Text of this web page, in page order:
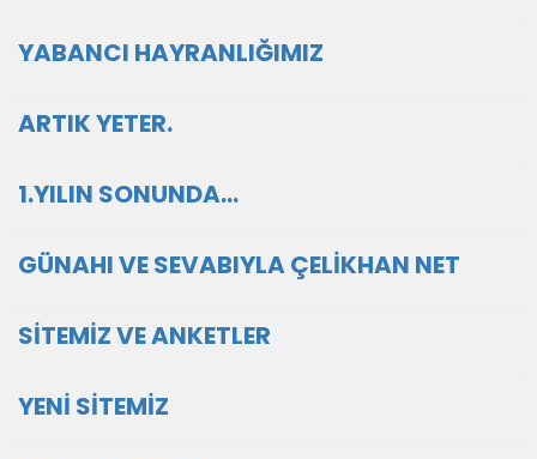
YABANCI HAYRANLIĞIMIZ
ARTIK YETER.
1.YILIN SONUNDA...
GÜNAHI VE SEVABIYLA ÇELİKHAN NET
SİTEMİZ VE ANKETLER
YENİ SİTEMİZ